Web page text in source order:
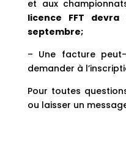
et aux
licence FFT
septembre;
– Une facture
demander à
Pour toutes
ou laisser un